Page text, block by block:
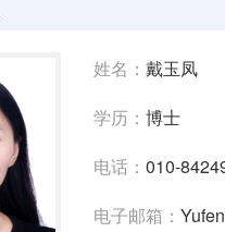
姓名： 戴玉凤
学历： 博士
电话： 010-
电子邮箱：